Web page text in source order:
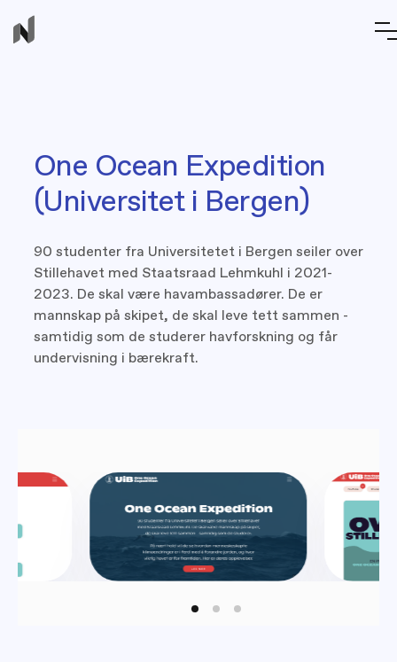
One Ocean Expedition
(Universitet i Bergen)
90 studenter fra Universitetet i Bergen seiler over
Stillehavet med Staatsraad Lehmkuhl i 2021-
2023. De skal være havambassadører. De er
mannskap på skipet, de skal leve tett sammen -
samtidig som de studerer havforskning og får
undervisning i bærekraft.